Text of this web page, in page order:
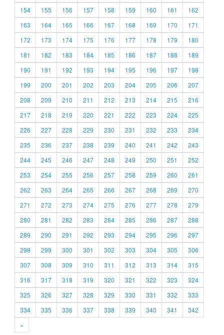
154
155 156 157 158 159 160 161
162
163
164 165 166 167 168 169 170
171
172
173 174 175 176 177 178 179
180
181
182 183 184 185 186 187 188
189
190
191 192 193 194 195 196 197
198
199
200 201 202 203 204 205 206
207
208
209 210 211 212 213 214 215
216
217
218 219 220 221 222 223 224
225
226
227 228 229 230 231 232 233
234
235
236 237 238 239 240 241 242
243
244
245 246 247 248 249 250 251
252
253
254 255 256 257 258 259 260
261
262
263 264 265 266 267 268 269
270
271
272 273 274 275 276 277 278
279
280
281 282 283 284 285 286 287
288
289
290 291 292 293 294 295 296
297
298
299 300 301 302 303 304 305
306
307
308 309 310 311 312 313 314
315
316
317 318 319 320 321 322 323
324
325
326 327 328 329 330 331 332
333
334
335 336 337 338 339 340 341
342
»